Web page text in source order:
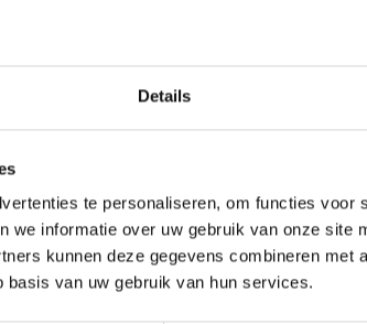
Details
te personaliseren, om functies voor
we informatie over uw gebruik van onze site
kunnen deze gegevens combineren met
van uw gebruik van hun services.